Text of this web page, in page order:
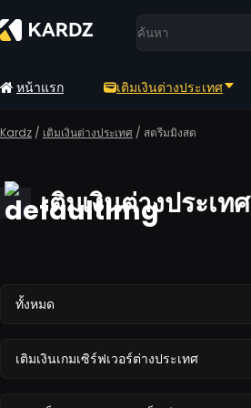
หน้าแรก เติมเงินต่างประเทศ
Kardz / เติมเงินต่างประเทศ / สตรีมมิงสด
เติมเงินต่างประเทศ
ทั้งหมด
เติมเงินเกมเซิร์ฟเวอร์ต่างประเทศ